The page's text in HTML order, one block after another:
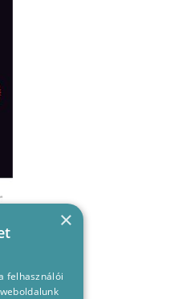
×
felhasználói